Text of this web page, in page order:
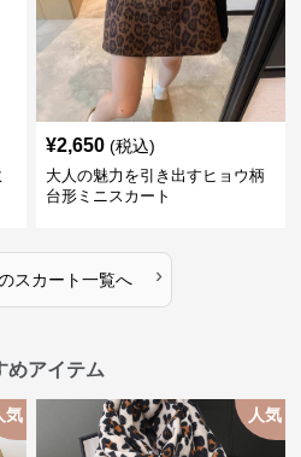
¥2,650 (税込)
大人の魅力を引き出すヒョウ柄
台形ミニスカート
スカート一覧へ ›
めアイテム
気 人気